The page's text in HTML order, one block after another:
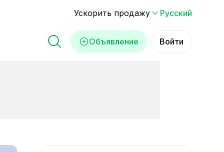
Ускорить продажу Русский
Объявление Войти